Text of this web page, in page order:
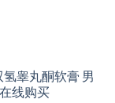
睾丸酮软膏 男
线购买